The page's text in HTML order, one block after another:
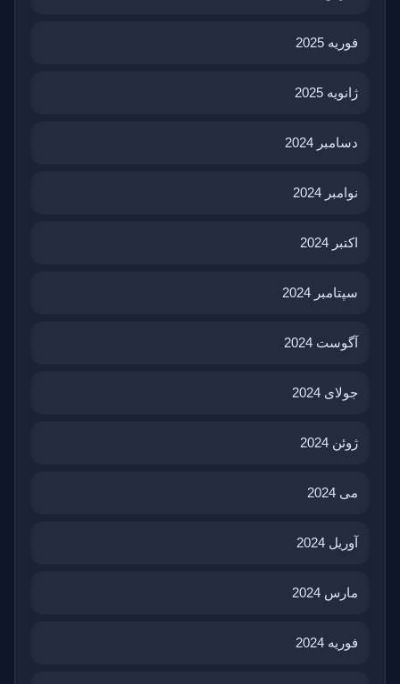
فوریه 2025
ژانویه 2025
دسامبر 2024
نوامبر 2024
اکتبر 2024
سپتامبر 2024
آگوست 2024
جولای 2024
ژوئن 2024
می 2024
آوریل 2024
مارس 2024
فوریه 2024